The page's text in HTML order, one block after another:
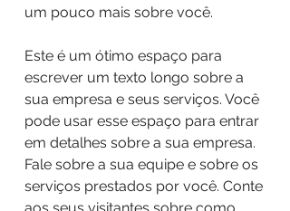
um pouco mais sobre você.
Este é um ótimo espaço para
escrever um texto longo sobre a
sua empresa e seus serviços. Você
pode usar esse espaço para entrar
em detalhes sobre a sua empresa.
Fale sobre a sua equipe e sobre os
serviços prestados por você. Conte